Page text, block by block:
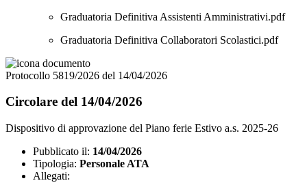
Graduatoria Definitiva Assistenti Amministrativi.pdf
Graduatoria Definitiva Collaboratori Scolastici.pdf
Protocollo 5819/2026 del 14/04/2026
Circolare del 14/04/2026
Dispositivo di approvazione del Piano ferie Estivo a.s. 2025-26
Pubblicato il: 14/04/2026
Tipologia: Personale ATA
Allegati: